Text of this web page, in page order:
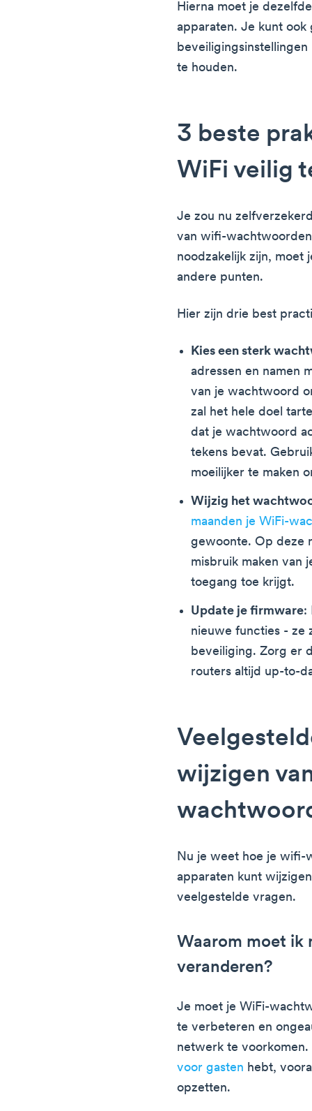
Hierna moet je
apparaten. Je kunt ook
te houden.
3 beste
WiFi veilig
Je zou nu
van wifi-
noodzakelijk zijn, moet
andere punten.
Hier zijn drie best
Kies een sterk
adressen en namen
van je wachtwoord
zal het hele doel
dat je wachtwoord
tekens bevat.
moeilijker te maken
Wijzig het
maanden je WiFi-
gewoonte. Op deze
misbruik maken van
toegang toe krijgt.
Update je firmware:
nieuwe functies - ze
beveiliging. Zorg er
routers altijd up-to-
wijzigen
Nu je weet hoe je wifi-
apparaten kunt
veelgestelde vragen.
Waarom moet
veranderen?
Je moet je WiFi-
te verbeteren en
netwerk te
voor gasten hebt,
opzetten.